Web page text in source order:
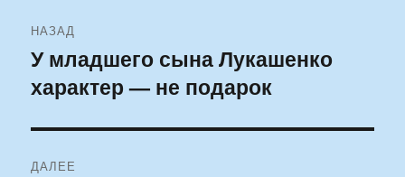
по
записям
НАЗАД
Предыдущая
запись:
У младшего сына Лукашенко
характер — не подарок
ДАЛЕЕ